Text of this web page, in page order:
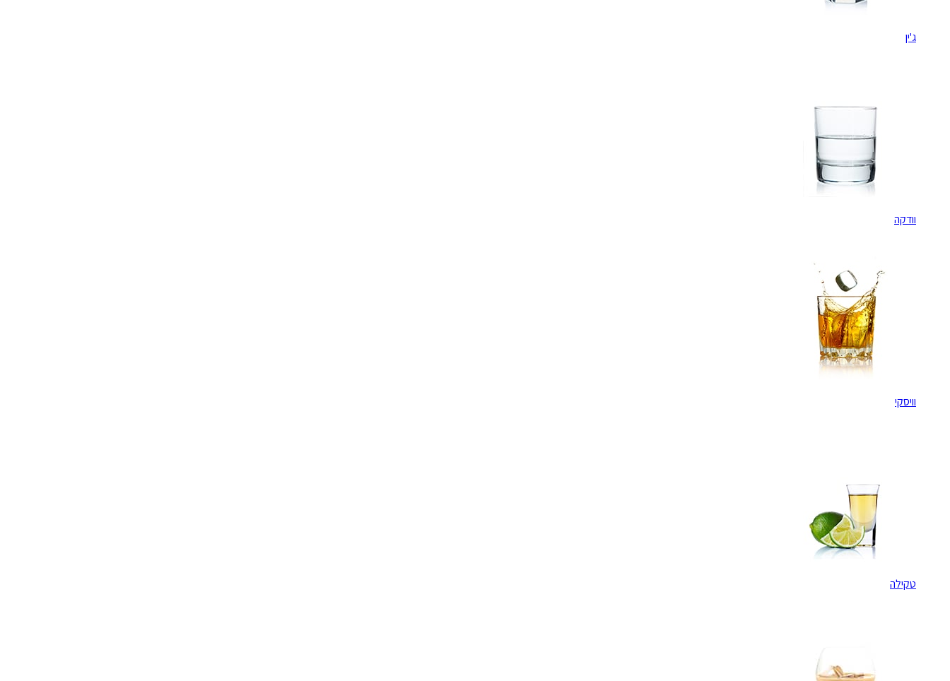
ג'ין
וודקה
וויסקי
טקילה